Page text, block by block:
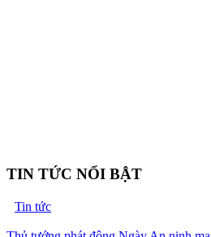
TIN TỨC NỔI BẬT
Tin tức